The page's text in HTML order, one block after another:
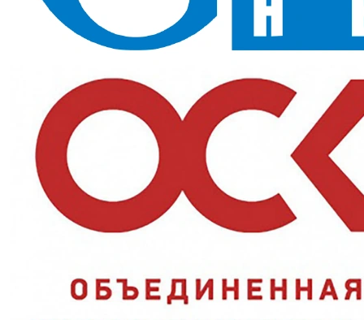
водоотталкивающей пропиткой защищает от общих
производственных загрязнений и истирания, а
светоотражающие полосы делают работника заметным в
Назначение и сферы применения
Модель для мужчин, занятых на монтаже, сборке,
обслуживании оборудования, в автосервисах и цехах, на
складах и стройплощадках. Цельный комбинезон удобен там,
где много работы в наклон и на коленях; сезон — лето и
демисезон.
Ключевые преимущества
Усиленные колени:
накладки в самой изнашиваемой зоне
ежедневный контакт с инструментом и поверхностями;